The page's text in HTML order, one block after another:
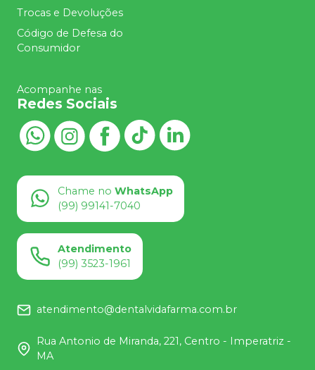
Trocas e Devoluções
Código de Defesa do
Consumidor
Acompanhe nas
Redes Sociais
Chame no WhatsApp
(99) 99141-7040
Atendimento
(99) 3523-1961
atendimento@dentalvidafarma.com.br
Rua Antonio de Miranda, 221, Centro - Imperatriz -
MA